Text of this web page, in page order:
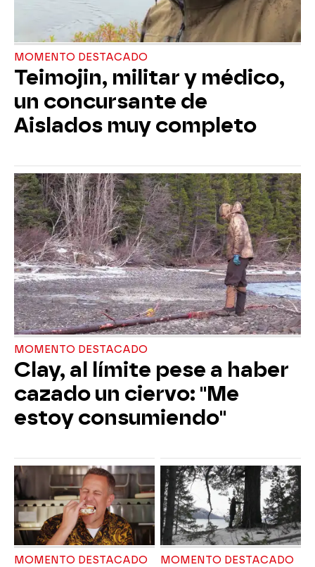
MOMENTO DESTACADO
Teimojin, militar y médico,
un concursante de
Aislados muy completo
MOMENTO DESTACADO
Clay, al límite pese a haber
cazado un ciervo: "Me
estoy consumiendo"
MOMENTO DESTACADO MOMENTO DESTACADO